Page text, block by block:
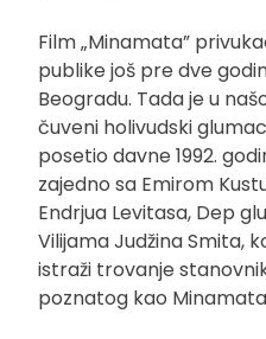
Film „Minamata”
publike još pre dve
Beogradu. Tada je u
čuveni holivudski
posetio davne 1992.
zajedno sa Emirom
Endrjua Levitasa, Dep
Vilijama Judžina Smita,
istraži trovanje
poznatog kao